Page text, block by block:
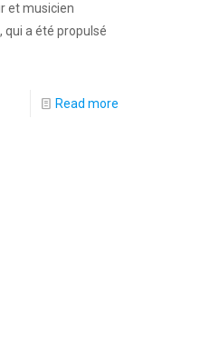
et musicien
a été propulsé
Read more